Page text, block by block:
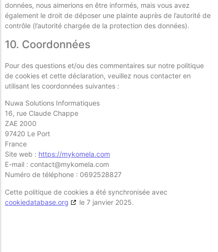
données, nous aimerions en être informés, mais vous avez
également le droit de déposer une plainte auprès de l’autorité de
contrôle (l’autorité chargée de la protection des données).
10. Coordonnées
Pour des questions et/ou des commentaires sur notre politique
de cookies et cette déclaration, veuillez nous contacter en
utilisant les coordonnées suivantes :
Nuwa Solutions Informatiques
16, rue Claude Chappe
ZAE 2000
97420 Le Port
France
Site web : https://mykomela.com
E-mail : contact@mykomela.com
Numéro de téléphone : 0692528827
Cette politique de cookies a été synchronisée avec
cookiedatabase.org
le 7 janvier 2025.